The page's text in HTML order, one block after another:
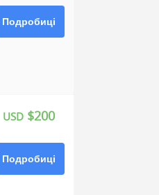
Подробиці
USD$200
Подробиці